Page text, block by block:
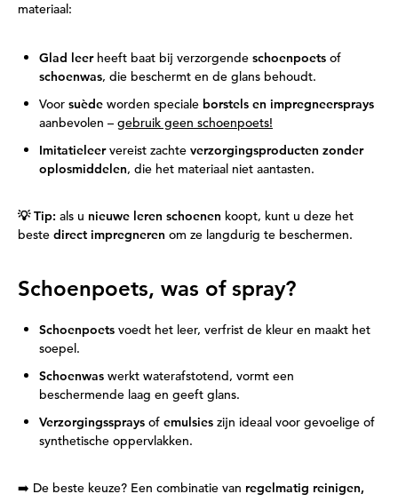
materiaal:
Glad leerheeft baat bij verzorgende schoenpoets of
schoenwas, die beschermt en de glans behoudt.
Voor suède worden speciale borstels en impregneersprays
aanbevolen – gebruik geen schoenpoets!
Imitatieleervereist zachte verzorgingsproducten zonder
oplosmiddelen, die het materiaal niet aantasten.
💡 Tip: als u nieuwe leren schoenen koopt, kunt u deze het
beste direct impregneren om ze langdurig te beschermen.
Schoenpoets, was of spray?
Schoenpoets voedt het leer, verfrist de kleur en maakt het
soepel.
Schoenwas werkt waterafstotend, vormt een
beschermende laag en geeft glans.
Verzorgingssprays of emulsies zijn ideaal voor gevoelige of
synthetische oppervlakken.
➡️ De beste keuze? Een combinatie van regelmatig reinigen,